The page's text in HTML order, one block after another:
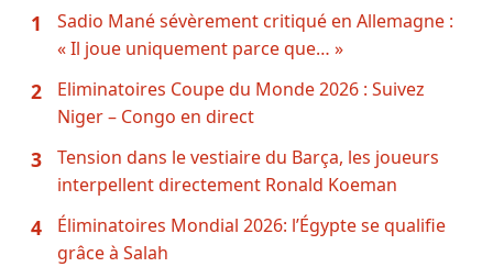
1
Sadio Mané sévèrement critiqué en Allemagne :
« Il joue uniquement parce que… »
2
Eliminatoires Coupe du Monde 2026 : Suivez
Niger – Congo en direct
3
Tension dans le vestiaire du Barça, les joueurs
interpellent directement Ronald Koeman
4
Éliminatoires Mondial 2026: l’Égypte se qualifie
grâce à Salah